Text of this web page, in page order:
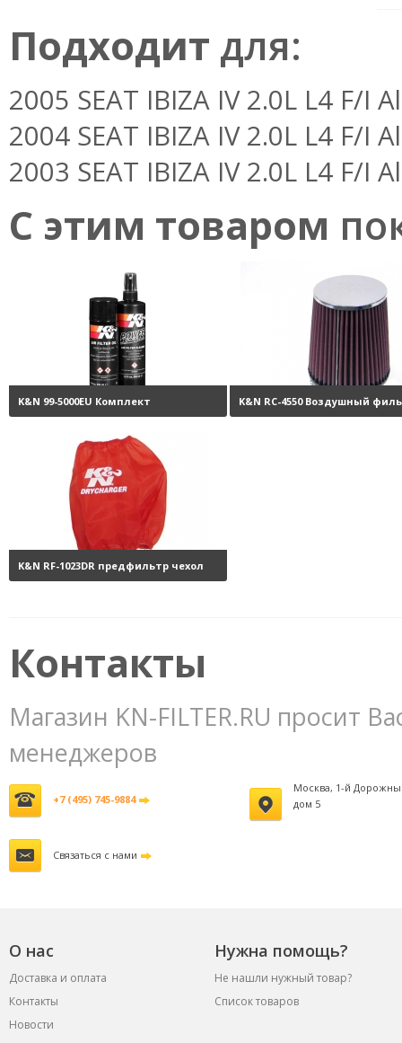
Подходит для:
2005 SEAT IBIZA IV 2.0L L4 F/I
2004 SEAT IBIZA IV 2.0L L4 F/I
2003 SEAT IBIZA IV 2.0L L4 F/I
С этим товаром
K&N 99-5000EU Комплект
обслуживания воздушных
фильтров
K&N RC-4550 Воздушный
K&N RF-1023DR предфильтр чехол
Контакты
Магазин KN-FILTER.RU просит
менеджеров
+7 (495) 745-9884
Москва, 1-й
дом 5
Связаться с нами
О нас Нужна помощь?
Доставка и оплата
Не нашли нужный товар?
Контакты
Список товаров
Новости